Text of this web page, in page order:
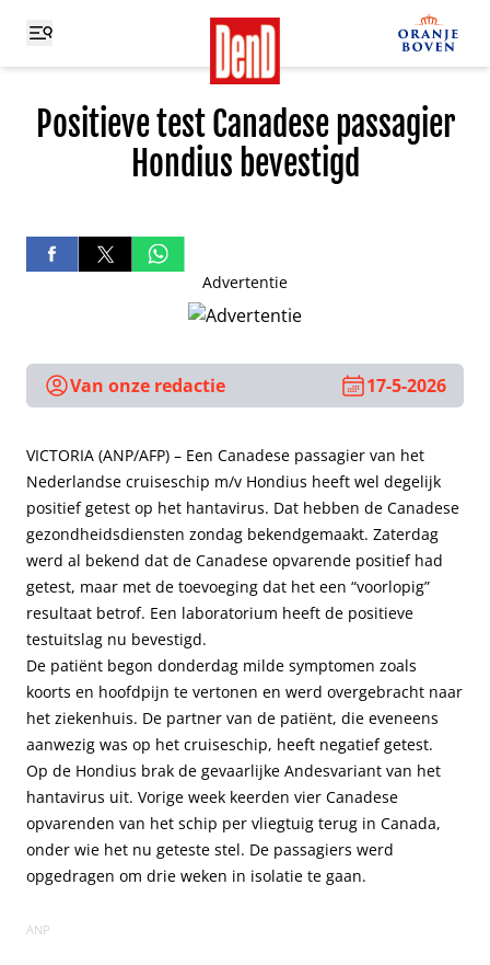
Positieve test Canadese passagier
Hondius bevestigd
Advertentie
Van onze redactie 17-5-2026
VICTORIA (ANP/AFP) – Een Canadese passagier van het
Nederlandse cruiseschip m/v Hondius heeft wel degelijk
positief getest op het hantavirus. Dat hebben de Canadese
gezondheidsdiensten zondag bekendgemaakt. Zaterdag
werd al bekend dat de Canadese opvarende positief had
getest, maar met de toevoeging dat het een “voorlopig”
resultaat betrof. Een laboratorium heeft de positieve
testuitslag nu bevestigd.
De patiënt begon donderdag milde symptomen zoals
koorts en hoofdpijn te vertonen en werd overgebracht naar
het ziekenhuis. De partner van de patiënt, die eveneens
aanwezig was op het cruiseschip, heeft negatief getest.
Op de Hondius brak de gevaarlijke Andesvariant van het
hantavirus uit. Vorige week keerden vier Canadese
opvarenden van het schip per vliegtuig terug in Canada,
onder wie het nu geteste stel. De passagiers werd
opgedragen om drie weken in isolatie te gaan.
ANP